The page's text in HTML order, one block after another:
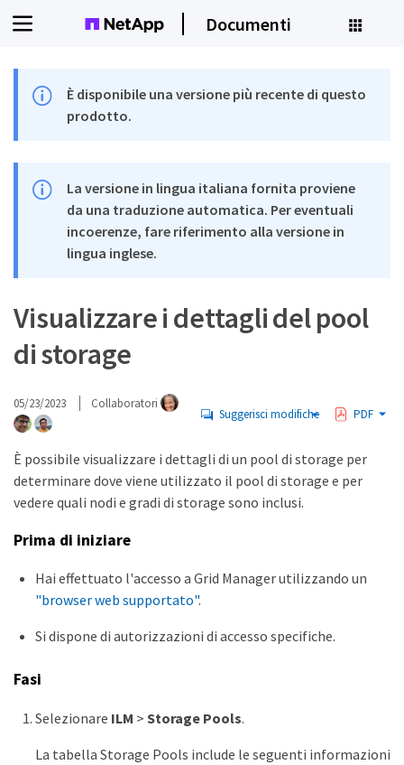
Documenti
È disponibile una versione più recente di questo
prodotto.
La versione in lingua italiana fornita proviene
da una traduzione automatica. Per eventuali
incoerenze, fare riferimento alla versione in
lingua inglese.
Visualizzare i dettagli del pool
di storage
05/23/2023 Collaboratori
Suggerisci modifiche PDF
È possibile visualizzare i dettagli di un pool di storage per
determinare dove viene utilizzato il pool di storage e per
vedere quali nodi e gradi di storage sono inclusi.
Prima di iniziare
Hai effettuato l'accesso a Grid Manager utilizzando un
"browser web supportato".
Si dispone di autorizzazioni di accesso specifiche.
Fasi
Selezionare ILM > Storage Pools.
La tabella Storage Pools include le seguenti informazioni